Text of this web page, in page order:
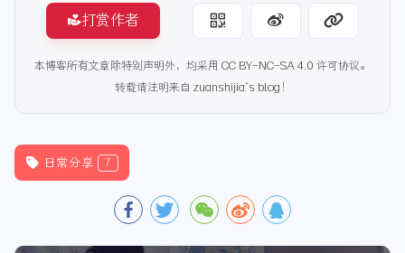
打赏作者
本博客所有文章除特别声明外，均采用 CC BY-NC-SA 4.0 许可协议。
转载请注明来自 zuanshijia`s blog ！
日常分享 7